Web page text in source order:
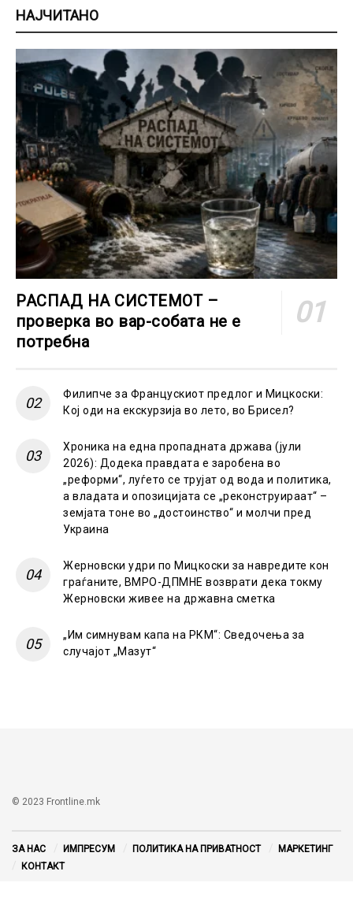
НАЈЧИТАНО
РАСПАД НА СИСТЕМОТ –
проверка во вар-собата не е
потребна
Филипче за Францускиот предлог и Мицкоски:
Кој оди на екскурзија во лето, во Брисел?
Хроника на една пропадната држава (јули
2026): Додека правдата е заробена во
„реформи“, луѓето се трујат од вода и политика,
а владата и опозицијата се „реконструираат“ –
земјата тоне во „достоинство“ и молчи пред
Украина
Жерновски удри по Мицкоски за навредите кон
граѓаните, ВМРО-ДПМНЕ возврати дека токму
Жерновски живее на државна сметка
„Им симнувам капа на РКМ“: Сведочења за
случајот „Мазут“
© 2023 Frontline.mk
ЗА НАС ИМПРЕСУМ ПОЛИТИКА НА ПРИВАТНОСТ
МАРКЕТИНГ
КОНТАКТ